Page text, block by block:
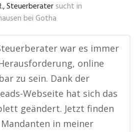
Steuerberater sucht in
bei Gotha
war es immer
online
zu sein. Dank der
Webseite hat sich das
geändert. Jetzt finden
in meiner